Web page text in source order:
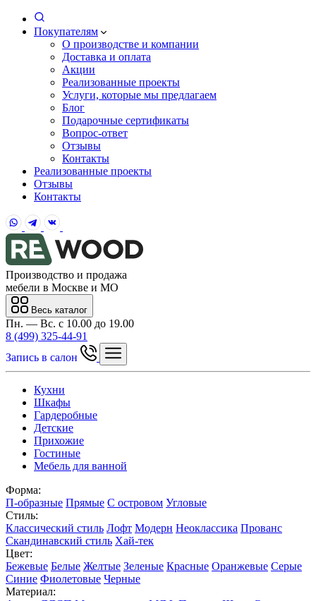
Покупателям
О производстве и компании
Доставка и оплата
Акции
Реализованные проекты
Услуги, которые мы предлагаем
Блог
Подарочные сертификаты
Вопрос-ответ
Отзывы
Контакты
Реализованные проекты
Отзывы
Контакты
Производство и продажа
мебели в Москве и МО
Весь каталог
Пн. — Вс. с 10.00 до 19.00
8 (499) 325-44-91
Запись в салон
Кухни
Шкафы
Гардеробные
Детские
Прихожие
Гостиные
Мебель для ванной
Форма:
П-образные Прямые С островом Угловые
Стиль:
Классический стиль Лофт Модерн Неоклассика Прованс
Скандинавский стиль Хай-тек
Цвет:
Бежевые Белые Желтые Зеленые Красные Оранжевые Серые
Синие Фиолетовые Черные
Материал: